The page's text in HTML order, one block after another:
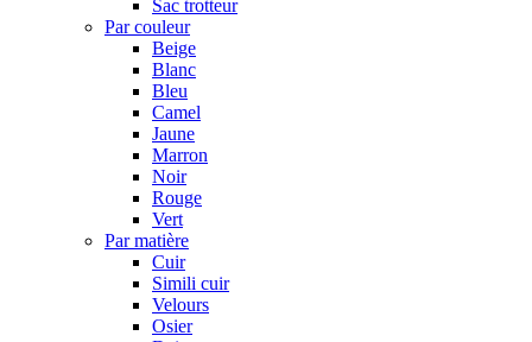
Sac trotteur
Par couleur
Beige
Blanc
Bleu
Camel
Jaune
Marron
Noir
Rouge
Vert
Par matière
Cuir
Simili cuir
Velours
Osier